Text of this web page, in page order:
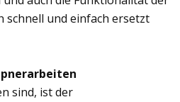
schnell und einfach ersetzt
sind, ist der